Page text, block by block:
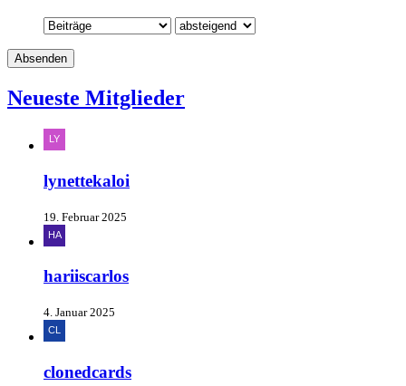
Neueste Mitglieder
lynettekaloi
19. Februar 2025
hariiscarlos
4. Januar 2025
clonedcards